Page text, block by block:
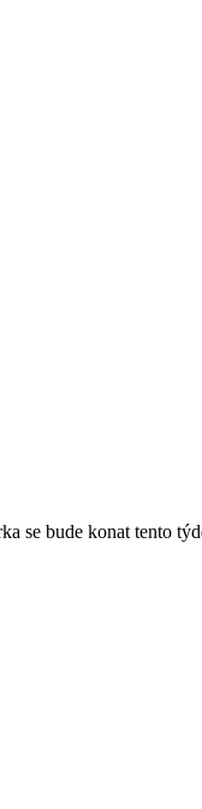
se bude konat tento